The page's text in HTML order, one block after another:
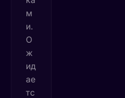
м
и.
О
ж
ид
ае
тс